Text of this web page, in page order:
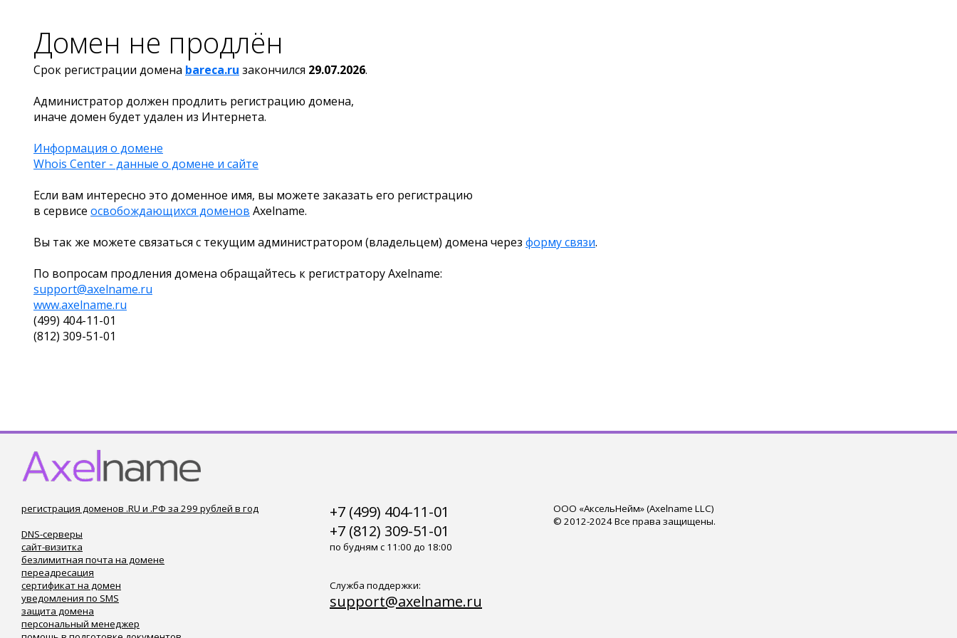
Домен не продлён
Срок регистрации домена bareca.ru закончился 29.07.2026.
Администратор должен продлить регистрацию домена,
иначе домен будет удален из Интернета.
Информация о домене
Whois Center - данные о домене и сайте
Если вам интересно это доменное имя, вы можете заказать его регистрацию
в сервисе освобождающихся доменов Axelname.
Вы так же можете связаться с текущим администратором (владельцем) домена через форму связи.
По вопросам продления домена обращайтесь к регистратору Axelname:
support@axelname.ru
www.axelname.ru
(499) 404-11-01
(812) 309-51-01
регистрация доменов .RU и .РФ за 299 рублей в год
DNS-серверы
сайт-визитка
безлимитная почта на домене
переадресация
сертификат на домен
уведомления по SMS
защита домена
персональный менеджер
+7 (499) 404-11-01
+7 (812) 309-51-01
по будням с 11:00 до 18:00
Служба поддержки:
support@axelname.ru
ООО «АксельНейм» (Axelname LLC)
© 2012-2024 Все права защищены.